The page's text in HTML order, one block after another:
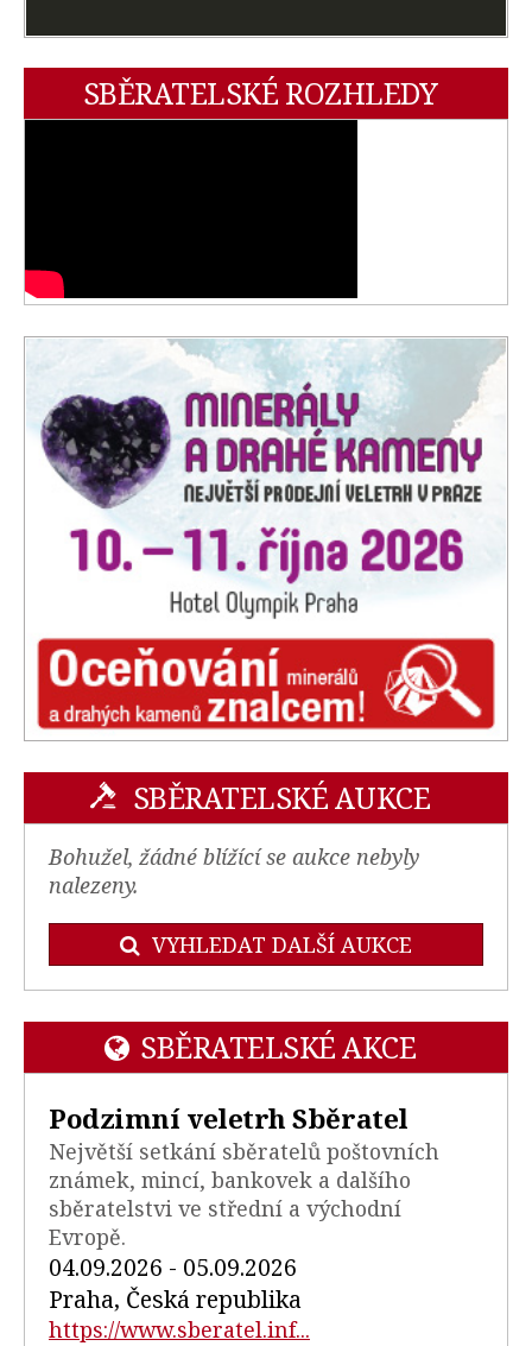
SBĚRATELSKÉ ROZHLEDY
SBĚRATELSKÉ AUKCE
Bohužel, žádné blížící se aukce nebyly
nalezeny.
VYHLEDAT DALŠÍ AUKCE
SBĚRATELSKÉ AKCE
Podzimní veletrh Sběratel
Největší setkání sběratelů poštovních
známek, mincí, bankovek a dalšího
sběratelstvi ve střední a východní
Evropě.
04.09.2026 - 05.09.2026
Praha, Česká republika
https://www.sberatel.inf...